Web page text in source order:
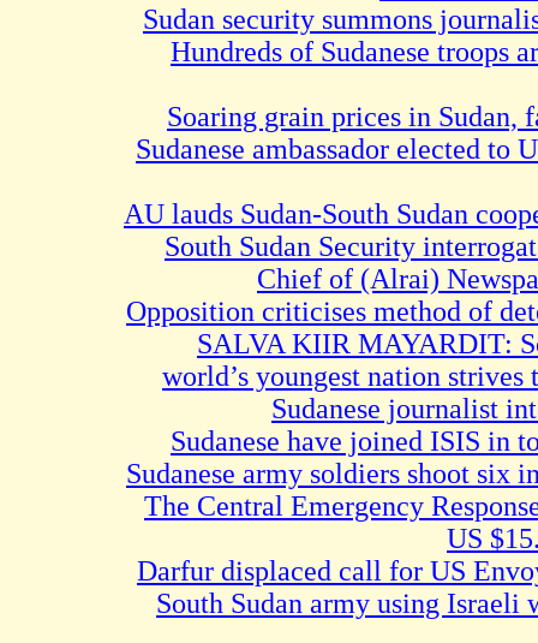
Sudan security summons
Hundreds of Sudanese
Soaring grain prices in
Sudanese ambassador
AU lauds Sudan-South Sudan
South Sudan Security
Chief of (Alrai)
Opposition criticises method
SALVA KIIR
world’s youngest nation
Sudanese
Sudanese army soldiers
The Central Emergency
Darfur displaced call for US
South Sudan army using